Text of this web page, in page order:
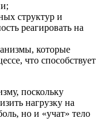
структур и
реагировать на
которые
что способствует
поскольку
нагрузку на
но и «учат» тело